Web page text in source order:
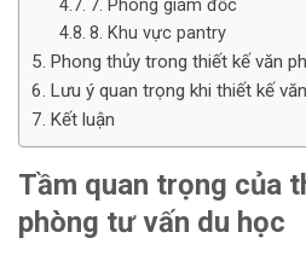
7. Phòng giám đốc
8. Khu vực pantry
Phong thủy trong thiết kế văn
Lưu ý quan trọng khi thiết kế
Kết luận
Tầm quan trọng của
phòng tư vấn du học